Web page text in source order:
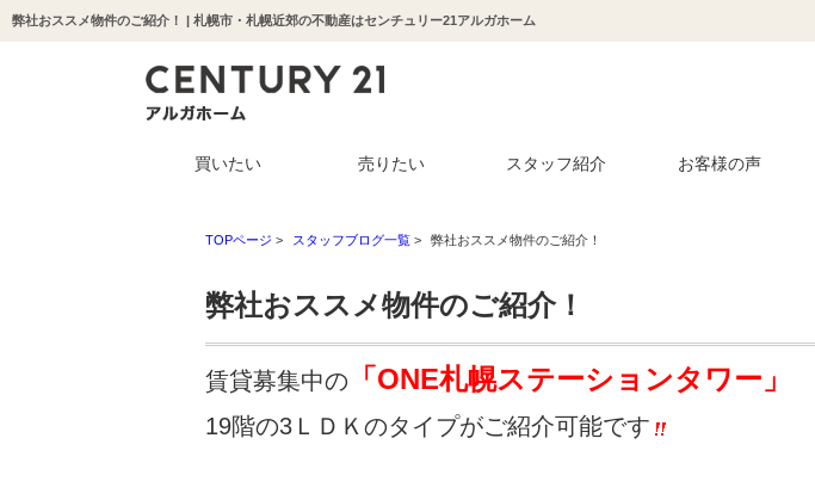
弊社おススメ物件のご紹介！ | 札幌市・札幌近郊の不動産はセンチュリー21アルガホーム
買いたい 売りたい スタッフ紹介 お客様の声
TOPページ > スタッフブログ一覧 > 弊社おススメ物件のご紹介！
弊社おススメ物件のご紹介！
賃貸募集中の 「ONE札幌ステーションタワー」
19階の3ＬＤＫのタイプがご紹介可能です